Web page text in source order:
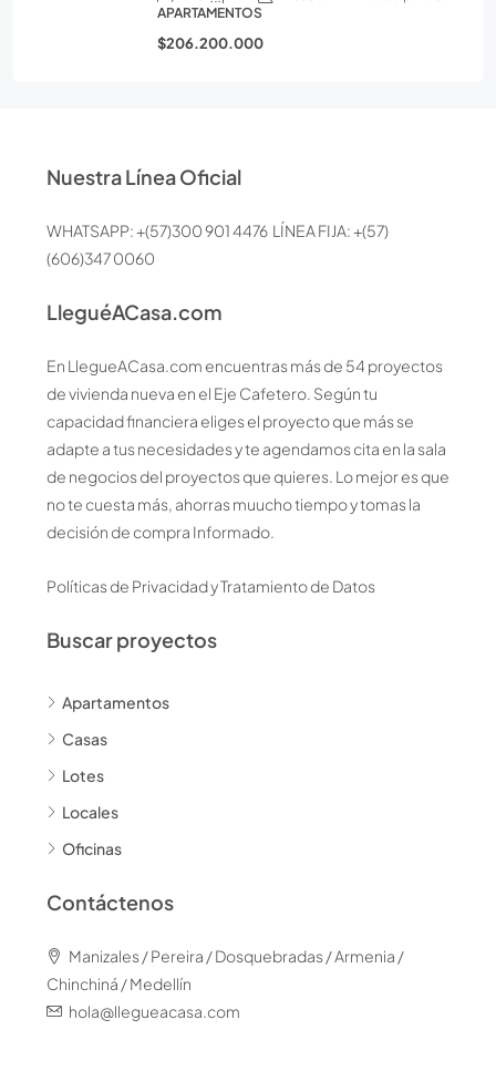
APARTAMENTOS
$206.200.000
Nuestra Línea Oficial
WHATSAPP: +(57)300 901 4476 LÍNEA FIJA: +(57)
(606)347 0060
LleguéACasa.com
En LlegueACasa.com encuentras más de 54 proyectos
de vivienda nueva en el Eje Cafetero. Según tu
capacidad financiera eliges el proyecto que más se
adapte a tus necesidades y te agendamos cita en la sala
de negocios del proyectos que quieres. Lo mejor es que
no te cuesta más, ahorras muucho tiempo y tomas la
decisión de compra Informado.
Políticas de Privacidad y Tratamiento de Datos
Buscar proyectos
Apartamentos
Casas
Lotes
Locales
Oficinas
Contáctenos
Manizales / Pereira / Dosquebradas / Armenia /
Chinchiná / Medellín
hola@llegueacasa.com